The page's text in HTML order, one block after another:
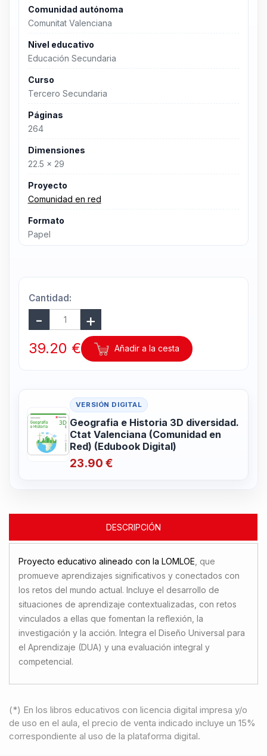
Comunidad autónoma
Comunitat Valenciana
Nivel educativo
Educación Secundaria
Curso
Tercero Secundaria
Páginas
264
Dimensiones
22.5 x 29
Proyecto
Comunidad en red
Formato
Papel
Cantidad:
39.20 € Añadir a la cesta
VERSIÓN DIGITAL
Geografia e Historia 3D diversidad.
Ctat Valenciana (Comunidad en
Red) (Edubook Digital)
23.90 €
DESCRIPCIÓN
Proyecto educativo alineado con la LOMLOE , que
promueve aprendizajes significativos y conectados con
los retos del mundo actual. Incluye el desarrollo de
situaciones de aprendizaje contextualizadas, con retos
vinculados a ellas que fomentan la reflexión, la
investigación y la acción. Integra el Diseño Universal para
el Aprendizaje (DUA) y una evaluación integral y
competencial.
(*) En los libros educativos con licencia digital impresa y/o
de uso en el aula, el precio de venta indicado incluye un 15%
correspondiente al uso de la plataforma digital.